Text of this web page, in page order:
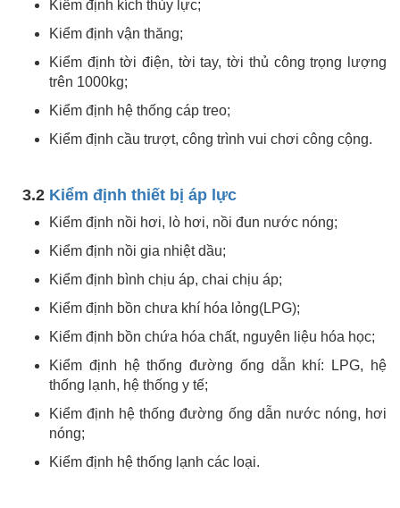
Kiểm định kích thủy lực;
Kiểm định vận thăng;
Kiểm định tời điện, tời tay, tời thủ công trọng lượng
trên 1000kg;
Kiểm định hệ thống cáp treo;
Kiểm định cầu trượt, công trình vui chơi công cộng.
3.2 Kiểm định thiết bị áp lực
Kiểm định nồi hơi, lò hơi, nồi đun nước nóng;
Kiểm định nồi gia nhiệt dầu;
Kiểm định bình chịu áp, chai chịu áp;
Kiểm định bồn chưa khí hóa lỏng(LPG);
Kiểm định bồn chứa hóa chất, nguyên liệu hóa học;
Kiểm định hệ thống đường ống dẫn khí: LPG, hệ
thống lạnh, hệ thống y tế;
Kiểm định hệ thống đường ống dẫn nước nóng, hơi
nóng;
Kiểm định hệ thống lạnh các loại.